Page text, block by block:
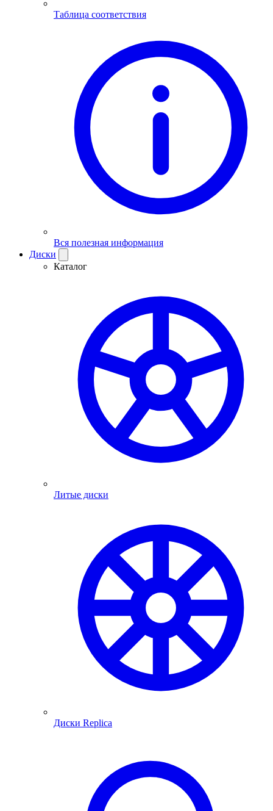
Таблица соответствия
Вся полезная информация
Диски
Каталог
Литые диски
Диски Replica